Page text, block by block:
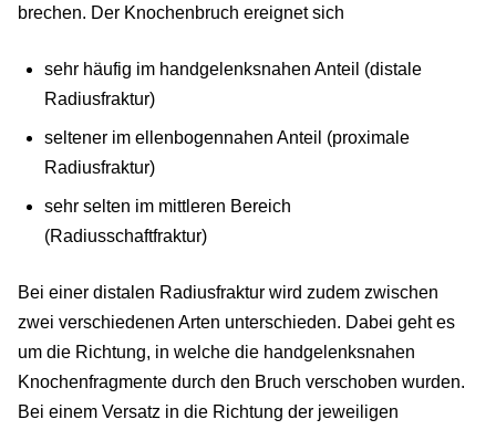
brechen. Der Knochenbruch ereignet sich
sehr häufig im handgelenksnahen Anteil (distale
Radiusfraktur)
seltener im ellenbogennahen Anteil (proximale
Radiusfraktur)
sehr selten im mittleren Bereich
(Radiusschaftfraktur)
Bei einer distalen Radiusfraktur wird zudem zwischen
zwei verschiedenen Arten unterschieden. Dabei geht es
um die Richtung, in welche die handgelenksnahen
Knochenfragmente durch den Bruch verschoben wurden.
Bei einem Versatz in die Richtung der jeweiligen